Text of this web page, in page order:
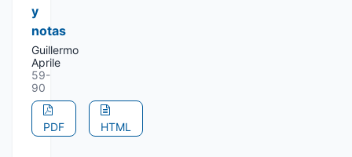
y
notas
Guillermo
Aprile
59-
90
PDF HTML